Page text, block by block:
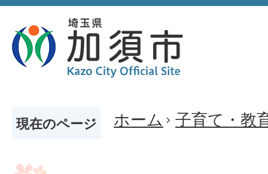
現在のページ ホーム 子育て・教